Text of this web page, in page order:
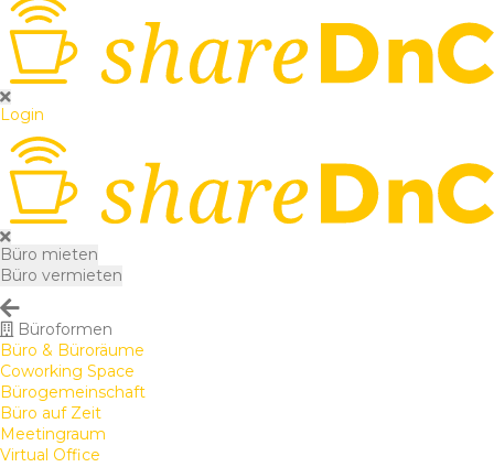
Login
Büro mieten
Büro vermieten
Büroformen
Büro & Büroräume
Coworking Space
Bürogemeinschaft
Büro auf Zeit
Meetingraum
Virtual Office